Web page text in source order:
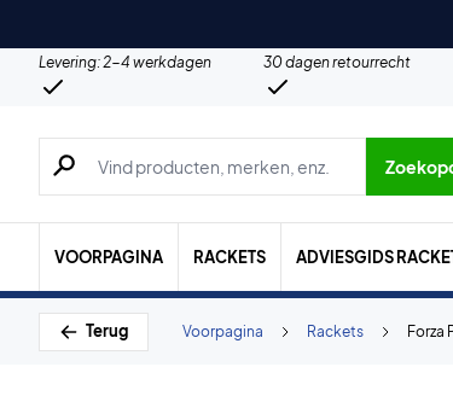
Levering: 2-4 werkdagen 30 dagen retourrecht
Zoeken naar producten, merken etc.
VOORPAGINA RACKETS ADVIESGIDS
Terug Forza
Rackets
Voorpagina